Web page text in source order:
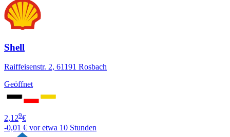
Shell
Raiffeisenstr. 2, 61191 Rosbach
Geöffnet
2,129€
-0,01 € vor etwa 10 Stunden